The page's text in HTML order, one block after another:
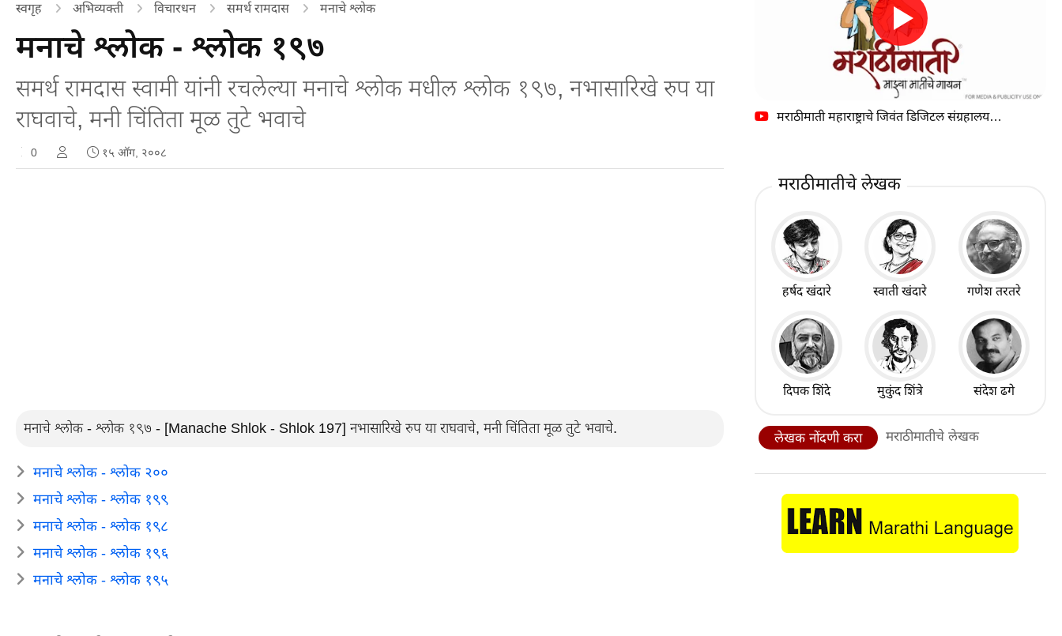
स्वगृह अभिव्यक्ती विचारधन समर्थ रामदास मनाचे श्लोक
मनाचे श्लोक - श्लोक १९७
समर्थ रामदास स्वामी यांनी रचलेल्या मनाचे श्लोक मधील श्लोक १९७, नभासारिखे रुप या
राघवाचे, मनी चिंतिता मूळ तुटे भवाचे
0 १५ ऑग, २००८
मनाचे श्लोक - श्लोक १९७ - [Manache Shlok - Shlok 197] नभासारिखे रुप या राघवाचे, मनी चिंतिता मूळ तुटे भवाचे.
मनाचे श्लोक - श्लोक २००
मनाचे श्लोक - श्लोक १९९
मनाचे श्लोक - श्लोक १९८
मनाचे श्लोक - श्लोक १९६
मनाचे श्लोक - श्लोक १९५
मराठीमाती महाराष्ट्राचे जिवंत डिजिटल संग्रहालय…
मराठीमातीचे लेखक
हर्षद खंदारे स्वाती खंदारे गणेश तरतरे
दिपक शिंदे मुकुंद शिंत्रे संदेश ढगे
लेखक नोंदणी करा मराठीमातीचे लेखक